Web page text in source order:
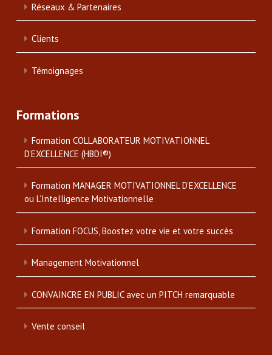
Réseaux & Partenaires
Clients
Témoignages
Formations
Formation COLLABORATEUR MOTIVATIONNEL
D’EXCELLENCE (HBDI®)
Formation MANAGER MOTIVATIONNEL D’EXCELLENCE
ou L’Intelligence Motivationnelle
Formation FOCUS, Boostez votre vie et votre succès
Management Motivationnel
CONVAINCRE EN PUBLIC avec un PITCH remarquable
Vente conseil